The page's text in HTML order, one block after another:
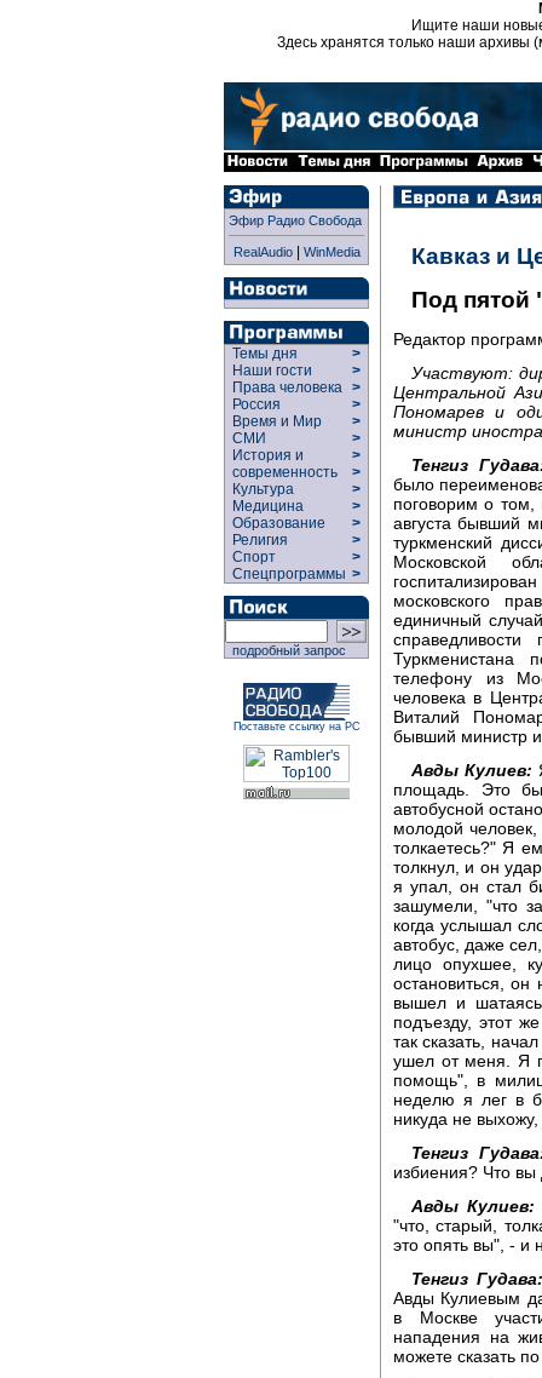
Ищите наши
Здесь хранятся только наши архивы
Эфир Радио Свобода
RealAudio| WinMedia
Темы дня
>
Наши гости
>
Права человека >
Россия
>
Время и Мир
>
СМИ
>
История и
современность
>
>
Культура
>
Медицина
>
Образование
>
Религия
>
Спорт
>
Спецпрограммы >
подробный запрос
Поставьте ссылку на РС
Кавказ и
Под пятой
Редактор
Участвуют:
Центральной
Пономарев и
министр
Тенгиз
было
поговорим о том,
августа бывший
туркменский
Московской
московского
единичный
Туркменистана
телефону из
человека в
Виталий
бывший министр
Авды Кулиев:
площадь. Это
автобусной
молодой
толкаетесь?" Я
толкнул, и он
я упал, он стал
зашумели, "что
когда услышал
автобус, даже
лицо опухшее,
остановиться,
вышел и
подъезду, этот
так сказать,
ушел от меня. Я
помощь", в
неделю я лег в
никуда не
Тенгиз
избиения? Что
Авды Кулиев:
"что, старый,
это опять вы", - и
Тенгиз Гудава:
Авды Кулиевым
в Москве
нападения на
можете сказать